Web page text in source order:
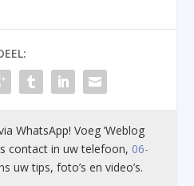
WhatsApp! Voeg ’Weblog
contact in uw telefoon, 06-
uw tips, foto’s en video’s.